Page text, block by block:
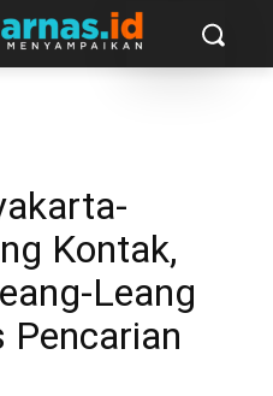
Kontak,
Leang